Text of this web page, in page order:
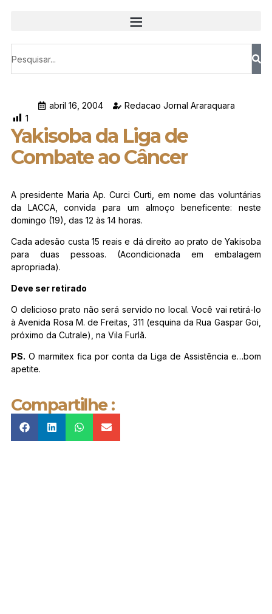
abril 16, 2004
Redacao Jornal Araraquara
1
Yakisoba da Liga de
Combate ao Câncer
A presidente Maria Ap. Curci Curti, em nome das voluntárias
da LACCA, convida para um almoço beneficente: neste
domingo (19), das 12 às 14 horas.
Cada adesão custa 15 reais e dá direito ao prato de Yakisoba
para duas pessoas. (Acondicionada em embalagem
apropriada).
Deve ser retirado
O delicioso prato não será servido no local. Você vai retirá-lo
à Avenida Rosa M. de Freitas, 311 (esquina da Rua Gaspar Goi,
próximo da Cutrale), na Vila Furlã.
PS. O marmitex fica por conta da Liga de Assistência e…bom
apetite.
Compartilhe :